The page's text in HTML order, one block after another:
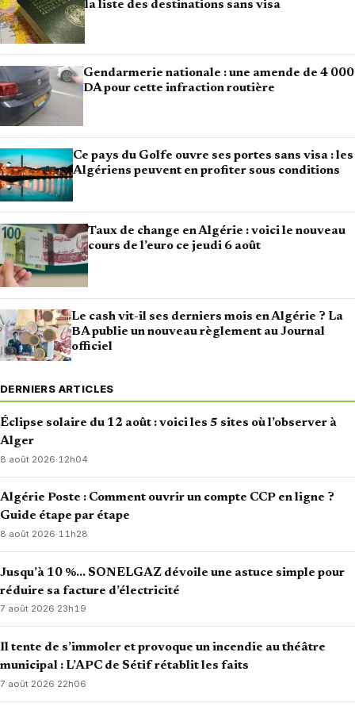
la liste des destinations sans visa
Gendarmerie nationale : une amende de 4 000
DA pour cette infraction routière
Ce pays du Golfe ouvre ses portes sans visa : les
Algériens peuvent en profiter sous conditions
Taux de change en Algérie : voici le nouveau
cours de l’euro ce jeudi 6 août
Le cash vit-il ses derniers mois en Algérie ? La
BA publie un nouveau règlement au Journal
officiel
DERNIERS ARTICLES
Éclipse solaire du 12 août : voici les 5 sites où l’observer à
Alger
8 août 2026· 12h04
Algérie Poste : Comment ouvrir un compte CCP en ligne ?
Guide étape par étape
8 août 2026·11h28
Jusqu’à 10 %… SONELGAZ dévoile une astuce simple pour
réduire sa facture d’électricité
7 août 2026·23h19
Il tente de s’immoler et provoque un incendie au théâtre
municipal : L’APC de Sétif rétablit les faits
7 août 2026·22h06